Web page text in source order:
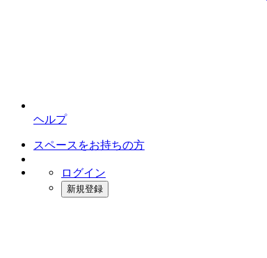
ヘルプ
スペースをお持ちの方
ログイン
新規登録